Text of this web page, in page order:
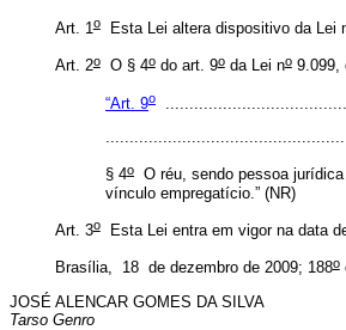
Art. 1oEsta Lei altera dispositivo da Lei
Art. 2oO § 4odo art. 9oda Lei no9.099,
“Art. 9o
§ 4o
O réu, sendo pessoa
vínculo empregatício.” (NR)
Art. 3oEsta Lei entra em vigor na data
Brasília, 18 de dezembro de 2009; 188o
JOSÉ ALENCAR GOMES DA SILVA
Tarso Genro